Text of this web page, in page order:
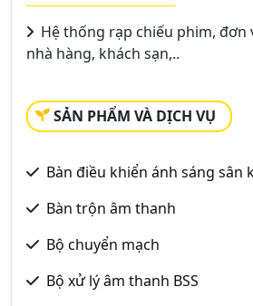
Hệ thống rạp chiếu phim, đơn
nhà hàng, khách sạn,..
SẢN PHẨM VÀ DỊCH VỤ
Bàn điều khiển ánh sáng sân
Bàn trộn âm thanh
Bộ chuyển mạch
Bộ xử lý âm thanh BSS